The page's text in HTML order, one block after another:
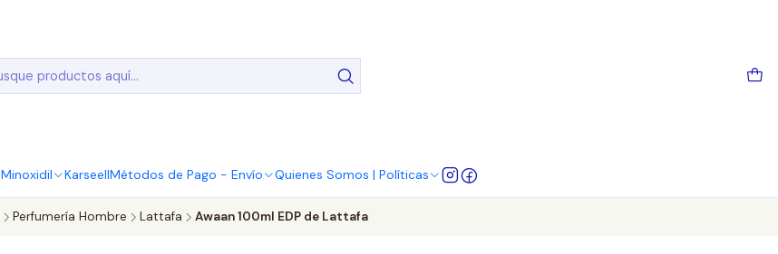
Minoxidil KarseellMétodos de Pago - Envío Quienes Somos | Políticas
Perfumería Hombre Lattafa Awaan 100ml EDP de Lattafa